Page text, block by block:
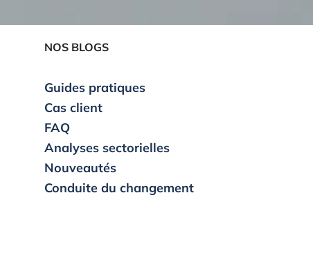
NOS BLOGS
Guides pratiques
Cas client
FAQ
Analyses sectorielles
Nouveautés
Conduite du changement